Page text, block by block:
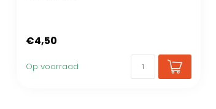
€4,50
Op voorraad